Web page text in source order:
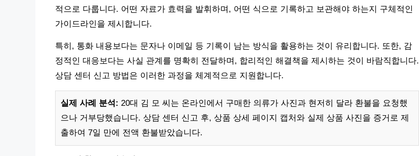
적으로 다룹니다. 어떤 자료가 효력을 발휘하며, 어떤 식으로 기록하고 보관해야 하는지 구체적인
가이드라인을 제시합니다.
특히, 통화 내용보다는 문자나 이메일 등 기록이 남는 방식을 활용하는 것이 유리합니다. 또한, 감
정적인 대응보다는 사실 관계를 명확히 전달하며, 합리적인 해결책을 제시하는 것이 바람직합니다.
상담 센터 신고 방법은 이러한 과정을 체계적으로 지원합니다.
실제 사례 분석: 20대 김 모 씨는 온라인에서 구매한 의류가 사진과 현저히 달라 환불을 요청했
으나 거부당했습니다. 상담 센터 신고 후, 상품 상세 페이지 캡처와 실제 상품 사진을 증거로 제
출하여 7일 만에 전액 환불받았습니다.